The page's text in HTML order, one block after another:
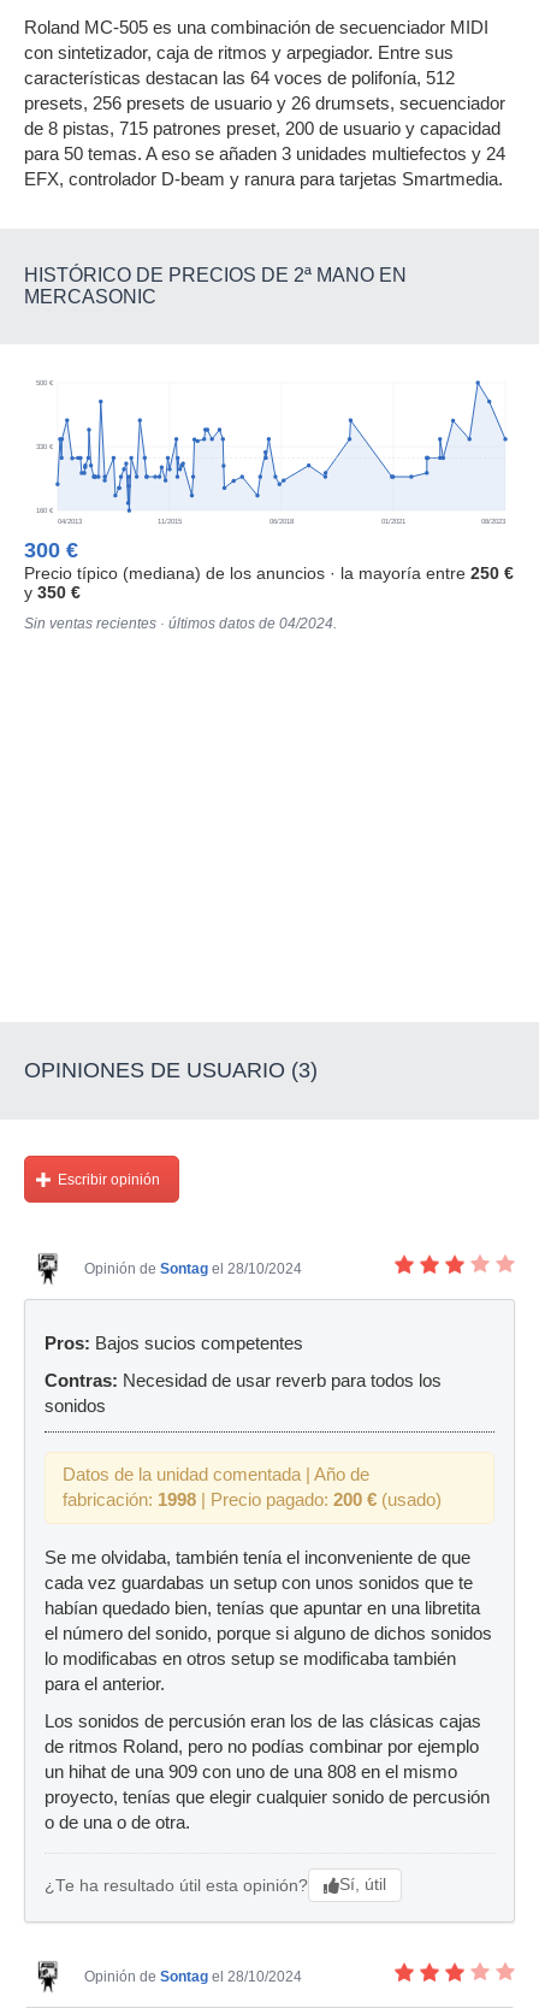
Roland MC-505 es una combinación de secuenciador MIDI
con sintetizador, caja de ritmos y arpegiador. Entre sus
características destacan las 64 voces de polifonía, 512
presets, 256 presets de usuario y 26 drumsets, secuenciador
de 8 pistas, 715 patrones preset, 200 de usuario y capacidad
para 50 temas. A eso se añaden 3 unidades multiefectos y 24
EFX, controlador D-beam y ranura para tarjetas Smartmedia.
HISTÓRICO DE PRECIOS DE 2ª MANO EN
MERCASONIC
160 €
330 €
500 €
04/2013 11/2015 06/2018 01/2021 08/2023
300 €
Precio típico (mediana) de los anuncios · la mayoría entre 250 €
y 350 €
Sin ventas recientes · últimos datos de 04/2024.
OPINIONES DE USUARIO (3)
Escribir opinión
Opinión de Sontag el 28/10/2024
Pros: Bajos sucios competentes
Contras: Necesidad de usar reverb para todos los
sonidos
Datos de la unidad comentada | Año de
fabricación: 1998 | Precio pagado: 200 € (usado)
Se me olvidaba, también tenía el inconveniente de que
cada vez guardabas un setup con unos sonidos que te
habían quedado bien, tenías que apuntar en una libretita
el número del sonido, porque si alguno de dichos sonidos
lo modificabas en otros setup se modificaba también
para el anterior.
Los sonidos de percusión eran los de las clásicas cajas
de ritmos Roland, pero no podías combinar por ejemplo
un hihat de una 909 con uno de una 808 en el mismo
proyecto, tenías que elegir cualquier sonido de percusión
o de una o de otra.
¿Te ha resultado útil esta opinión? Sí, útil
Opinión de Sontag el 28/10/2024